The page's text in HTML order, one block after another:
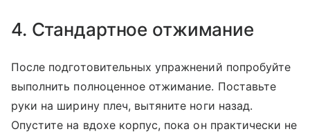
4. Стандартное отжимание
После подготовительных упражнений попробуйте
выполнить полноценное отжимание. Поставьте
руки на ширину плеч, вытяните ноги назад.
Опустите на вдохе корпус, пока он практически не